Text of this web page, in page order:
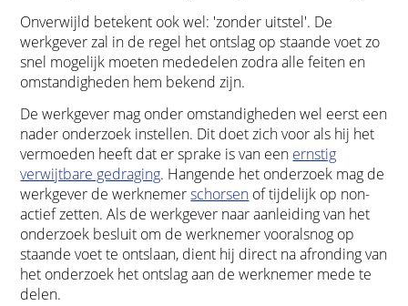
Onverwijld betekent ook wel: 'zonder uitstel'. De
werkgever zal in de regel het ontslag op staande voet zo
snel mogelijk moeten mededelen zodra alle feiten en
omstandigheden hem bekend zijn.
De werkgever mag onder omstandigheden wel eerst een
nader onderzoek instellen. Dit doet zich voor als hij het
vermoeden heeft dat er sprake is van een ernstig
verwijtbare gedraging. Hangende het onderzoek mag de
werkgever de werknemerschorsen of tijdelijk op non-
actief zetten. Als de werkgever naar aanleiding van het
onderzoek besluit om de werknemer vooralsnog op
staande voet te ontslaan, dient hij direct na afronding van
het onderzoek het ontslag aan de werknemer mede te
delen.